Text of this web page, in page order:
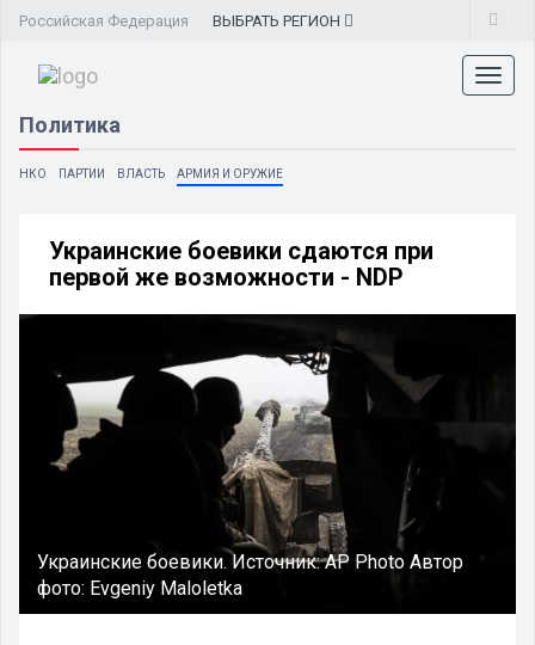
Российская Федерация ВЫБРАТЬ РЕГИОН
Политика
НКО ПАРТИИ ВЛАСТЬ АРМИЯ И ОРУЖИЕ
Украинские боевики сдаются при
первой же возможности - NDP
Украинские боевики.Источник:AP Photo Автор
фото: Evgeniy Maloletka